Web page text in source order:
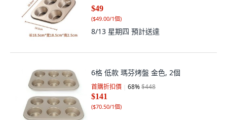
$49
($49.00/1個)
8/13 星期四 預計送達
6格 低款 瑪芬烤盤 金色, 2個
首購折扣價 68%$448
$141
($70.50/1個)